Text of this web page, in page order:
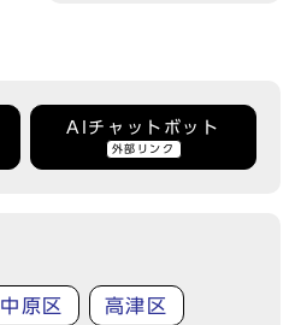
AIチャットボット
外部リンク
中原区 高津区